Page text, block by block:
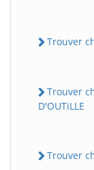
Trouver
Trouver
D'OUTiLLE
Trouver